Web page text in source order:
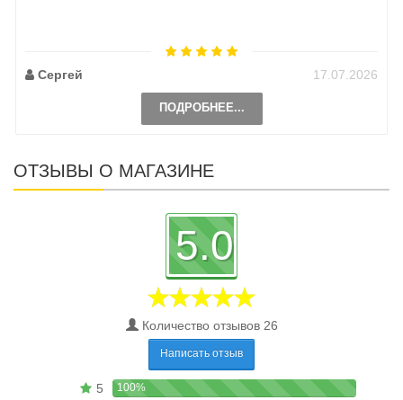
Сергей 17.07.2026
ПОДРОБНЕЕ...
ОТЗЫВЫ О МАГАЗИНЕ
5.0
Количество отзывов 26
Написать отзыв
5 100%